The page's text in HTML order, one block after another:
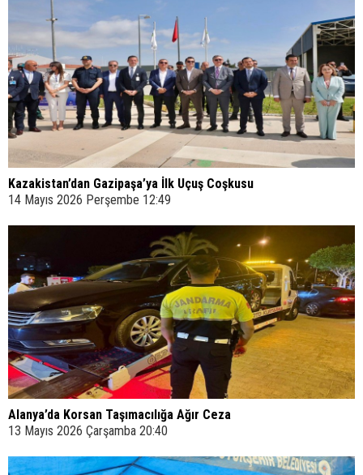
Kazakistan’dan Gazipaşa’ya İlk Uçuş Coşkusu
14 Mayıs 2026 Perşembe 12:49
Alanya’da Korsan Taşımacılığa Ağır Ceza
13 Mayıs 2026 Çarşamba 20:40